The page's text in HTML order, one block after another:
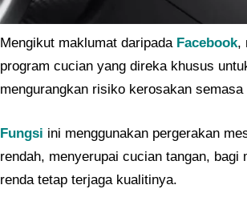
Mengikut maklumat daripada Facebook,
program cucian yang direka khusus
mengurangkan risiko kerosakan
Fungsi ini menggunakan pergerakan
rendah, menyerupai cucian tangan,
renda tetap terjaga kualitinya.